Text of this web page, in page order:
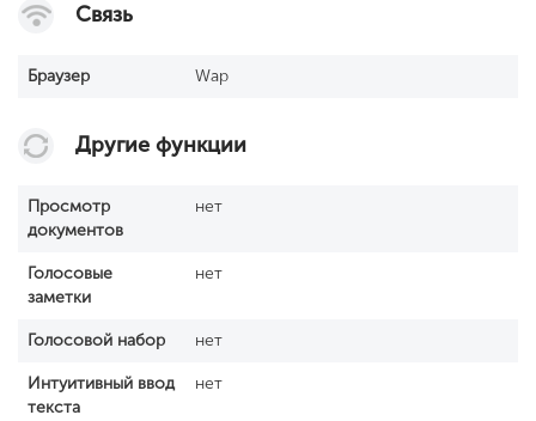
Связь
Браузер Wap
Другие функции
Просмотр
документов
нет
Голосовые
заметки
нет
Голосовой набор нет
Интуитивный ввод
текста
нет